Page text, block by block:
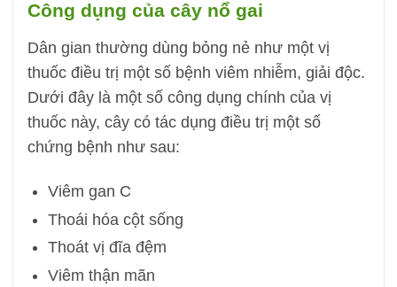
Công dụng của cây nổ gai
Dân gian thường dùng bỏng nẻ như một vị
thuốc điều trị một số bệnh viêm nhiễm, giải độc.
Dưới đây là một số công dụng chính của vị
thuốc này, cây có tác dụng điều trị một số
chứng bệnh như sau:
Viêm gan C
Thoái hóa cột sống
Thoát vị đĩa đệm
Viêm thận mãn